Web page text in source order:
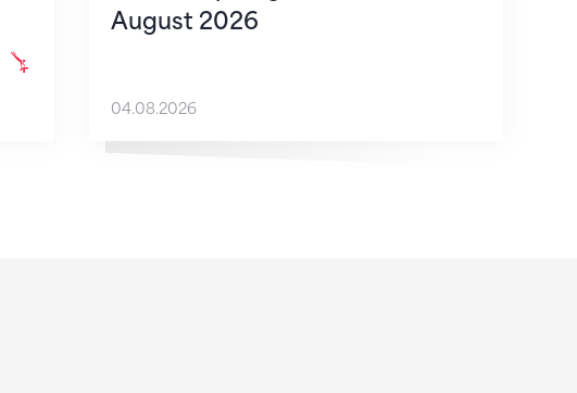
August 2026
04.08.2026